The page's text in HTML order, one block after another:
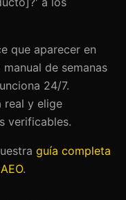
que aparecer en
de semanas
24/7.
real y elige
verificables.
guía completa
.